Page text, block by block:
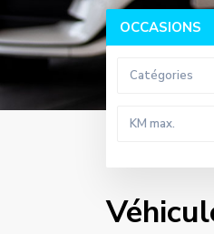
OCCASIONS
Catégories